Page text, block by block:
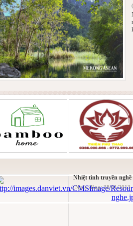
Nhiệt tình truyền nghề
(Ngày đăng: 28/01/